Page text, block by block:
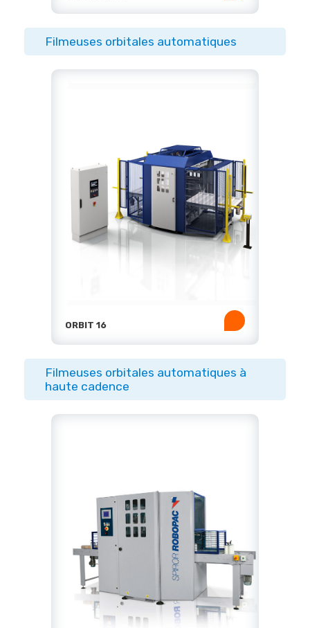
Filmeuses orbitales automatiques
ORBIT 16
Filmeuses orbitales automatiques à
haute cadence